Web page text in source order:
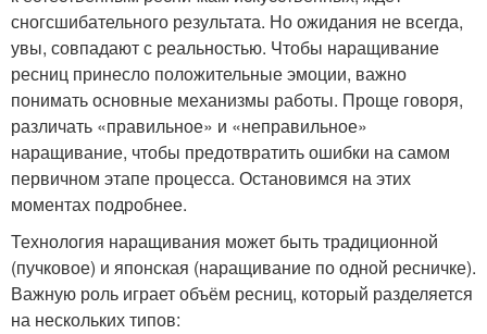
сногсшибательного результата. Но ожидания не всегда,
увы, совпадают с реальностью. Чтобы наращивание
ресниц принесло положительные эмоции, важно
понимать основные механизмы работы. Проще говоря,
различать «правильное» и «неправильное»
наращивание, чтобы предотвратить ошибки на самом
первичном этапе процесса. Остановимся на этих
моментах подробнее.
Технология наращивания может быть традиционной
(пучковое) и японская (наращивание по одной ресничке).
Важную роль играет объём ресниц, который разделяется
на нескольких типов: